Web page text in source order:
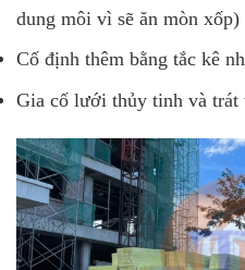
dung môi vì sẽ ăn mòn xốp)
Cố định thêm bằng tắc kê
Gia cố lưới thủy tinh và trát